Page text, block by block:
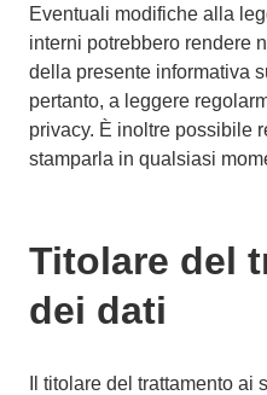
Eventuali modifiche alla
interni potrebbero rendere
della presente informativa
pertanto, a leggere
privacy. È inoltre possibile
stamparla in qualsiasi
Titolare del
dei dati
Il titolare del trattamento